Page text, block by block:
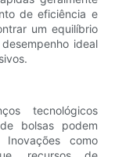
de eficiência e
um equilíbrio
ideal
tecnológicos
bolsas podem
como